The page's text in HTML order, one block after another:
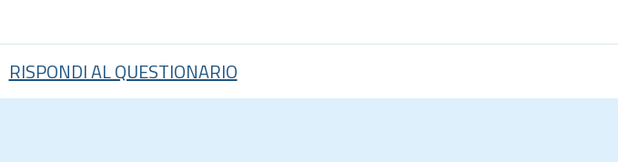
RISPONDI AL QUESTIONARIO